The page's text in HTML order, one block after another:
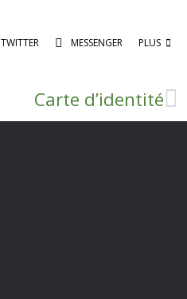
TWITTER MESSENGER PLUS
Carte d’identité